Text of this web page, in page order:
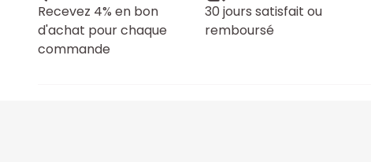
Recevez 4% en bon
d'achat pour chaque
commande
30 jours satisfait ou
remboursé